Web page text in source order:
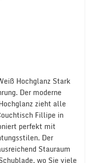
Hochglanz Stark
Der moderne
zieht alle
Fillipe in
perfekt mit
Der
Stauraum
wo Sie viele